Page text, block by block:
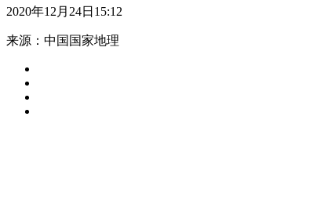
2020年12月24日15:12
来源：中国国家地理